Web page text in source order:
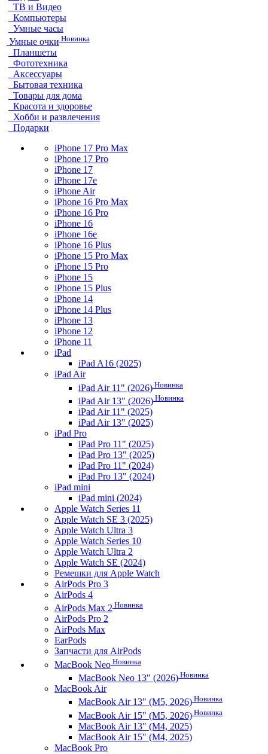
ТВ и Видео
Компьютеры
Умные часы
Умные очки Новинка
Планшеты
Фототехника
Аксессуары
Бытовая техника
Товары для дома
Красота и здоровье
Хобби и развлечения
Подарки
iPhone 17 Pro Max
iPhone 17 Pro
iPhone 17
iPhone 17e
iPhone Air
iPhone 16 Pro Max
iPhone 16 Pro
iPhone 16
iPhone 16e
iPhone 16 Plus
iPhone 15 Pro Max
iPhone 15 Pro
iPhone 15
iPhone 15 Plus
iPhone 14
iPhone 14 Plus
iPhone 13
iPhone 12
iPhone 11
iPad
iPad A16 (2025)
iPad Air
iPad Air 11" (2026) Новинка
iPad Air 13" (2026) Новинка
iPad Air 11" (2025)
iPad Air 13" (2025)
iPad Pro
iPad Pro 11" (2025)
iPad Pro 13" (2025)
iPad Pro 11" (2024)
iPad Pro 13" (2024)
iPad mini
iPad mini (2024)
Apple Watch Series 11
Apple Watch SE 3 (2025)
Apple Watch Ultra 3
Apple Watch Series 10
Apple Watch Ultra 2
Apple Watch SE (2024)
Ремешки для Apple Watch
AirPods Pro 3
AirPods 4
AirPods Max 2 Новинка
AirPods Pro 2
AirPods Max
EarPods
Запчасти для AirPods
MacBook Neo Новинка
MacBook Neo 13" (2026) Новинка
MacBook Air
MacBook Air 13" (M5, 2026) Новинка
MacBook Air 15" (M5, 2026) Новинка
MacBook Air 13" (M4, 2025)
MacBook Air 15" (M4, 2025)
MacBook Pro